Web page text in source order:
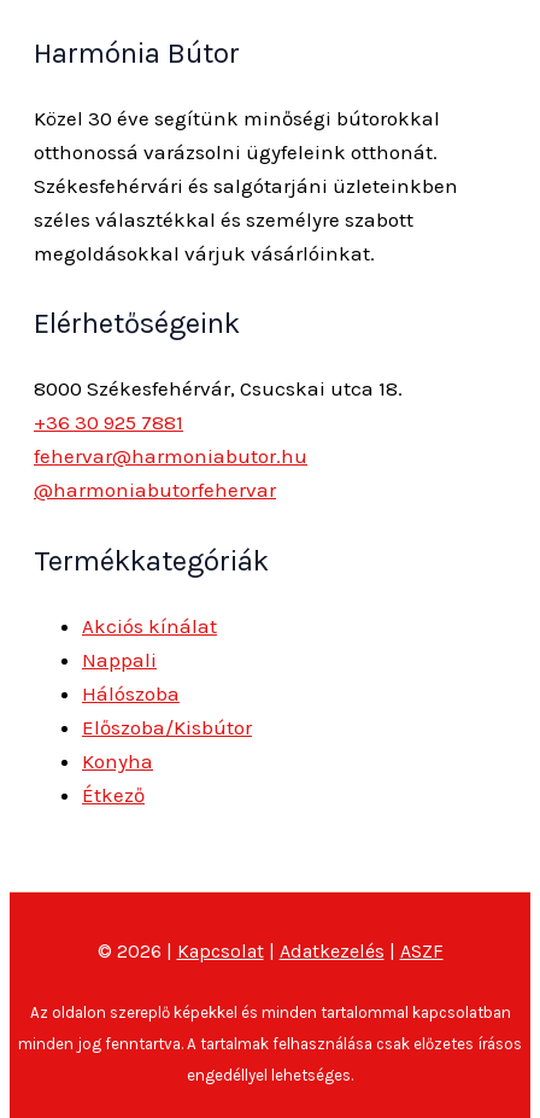
Harmónia Bútor
Közel 30 éve segítünk minőségi bútorokkal
otthonossá varázsolni ügyfeleink otthonát.
Székesfehérvári és salgótarjáni üzleteinkben
széles választékkal és személyre szabott
megoldásokkal várjuk vásárlóinkat.
Elérhetőségeink
8000 Székesfehérvár, Csucskai utca 18.
+36 30 925 7881
fehervar@harmoniabutor.hu
@harmoniabutorfehervar
Termékkategóriák
Akciós kínálat
Nappali
Hálószoba
Előszoba/Kisbútor
Konyha
Étkező
© 2026 | Kapcsolat| Adatkezelés | ASZF
Az oldalon szereplő képekkel és minden tartalommal kapcsolatban
minden jog fenntartva. A tartalmak felhasználása csak előzetes írásos
engedéllyel lehetséges.